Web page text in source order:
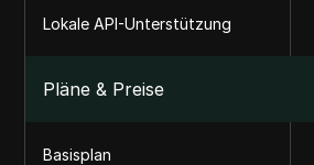
Lokale API-Unterstützung
Pläne & Preise
Basisplan